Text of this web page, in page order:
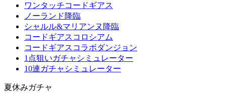
ワンタッチコードギアス
ノーランド降臨
シャルル&マリアンヌ降臨
コードギアスコロシアム
コードギアスコラボダンジョン
1点狙いガチャシミュレーター
10連ガチャシミュレーター
夏休みガチャ